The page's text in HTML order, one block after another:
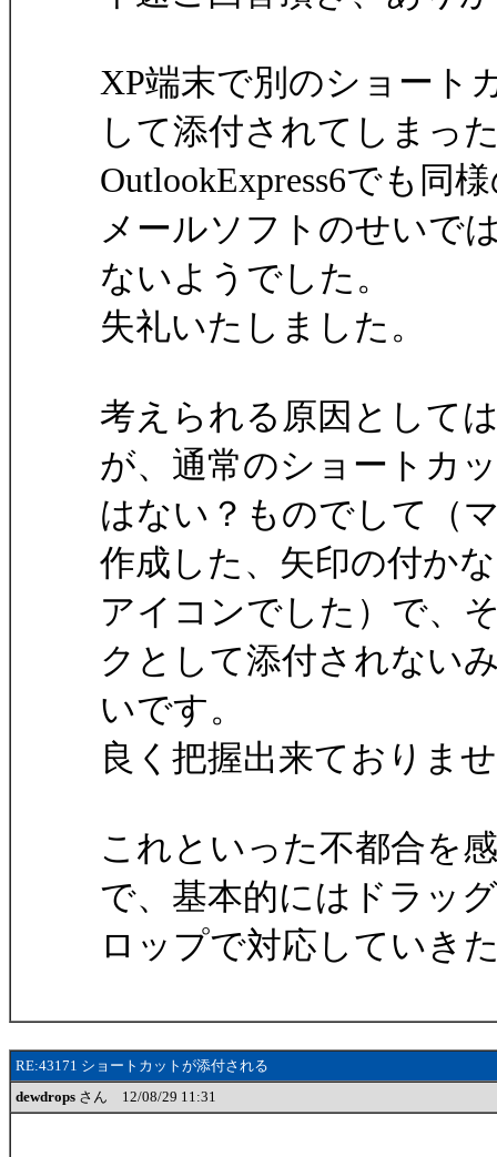
XP端末で別のショート
して添付されてしまっ
OutlookExpress6でも同
メールソフトのせいで
ないようでした。
失礼いたしました。
考えられる原因として
が、通常のショートカ
はない？ものでして（
作成した、矢印の付か
アイコンでした）で、
クとして添付されない
いです。
良く把握出来ておりま
これといった不都合を
で、基本的にはドラッ
ロップで対応していき
RE:43171 ショートカットが添付される
dewdrops さん 12/08/29 11:31